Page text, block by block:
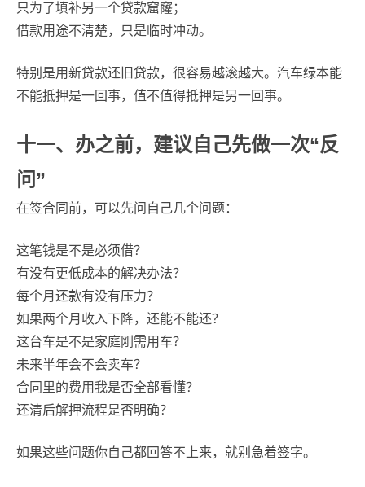
只为了填补另一个贷款窟窿；
借款用途不清楚，只是临时冲动。
特别是用新贷款还旧贷款，很容易越滚越大。汽车绿本能
不能抵押是一回事，值不值得抵押是另一回事。
十一、办之前，建议自己先做一次“反
问”
在签合同前，可以先问自己几个问题：
这笔钱是不是必须借？
有没有更低成本的解决办法？
每个月还款有没有压力？
如果两个月收入下降，还能不能还？
这台车是不是家庭刚需用车？
未来半年会不会卖车？
合同里的费用我是否全部看懂？
还清后解押流程是否明确？
如果这些问题你自己都回答不上来，就别急着签字。